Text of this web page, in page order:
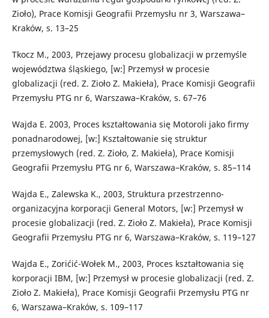
Zioło), Prace Komisji Geografii Przemysłu nr 3, Warszawa–
Kraków, s. 13–25
Tkocz M., 2003, Przejawy procesu globalizacji w przemyśle
województwa śląskiego, [w:] Przemysł w procesie
globalizacji (red. Z. Zioło Z. Makieła), Prace Komisji Geografii
Przemysłu PTG nr 6, Warszawa–Kraków, s. 67–76
Wajda E. 2003, Proces kształtowania się Motoroli jako firmy
ponadnarodowej, [w:] Kształtowanie się struktur
przemysłowych (red. Z. Zioło, Z. Makieła), Prace Komisji
Geografii Przemysłu PTG nr 6, Warszawa–Kraków, s. 85–114
Wajda E., Zalewska K., 2003, Struktura przestrzenno-
organizacyjna korporacji General Motors, [w:] Przemysł w
procesie globalizacji (red. Z. Zioło Z. Makieła), Prace Komisji
Geografii Przemysłu PTG nr 6, Warszawa–Kraków, s. 119–127
Wajda E., Zorićić-Wołek M., 2003, Proces kształtowania się
korporacji IBM, [w:] Przemysł w procesie globalizacji (red. Z.
Zioło Z. Makieła), Prace Komisji Geografii Przemysłu PTG nr
6, Warszawa–Kraków, s. 109–117